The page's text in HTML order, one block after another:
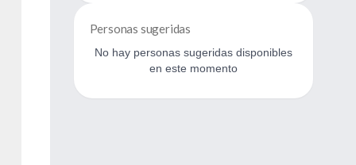
Personas sugeridas
No hay personas sugeridas disponibles
en este momento